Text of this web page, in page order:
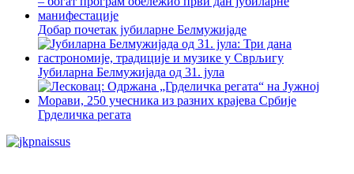
Добар почетак јубиларне Белмужијаде
Јубиларна Белмужијада од 31. јула
Грделичка регата